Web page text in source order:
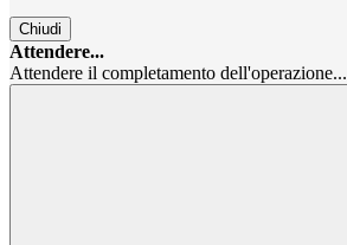
Chiudi
Attendere...
Attendere il completamento dell'operazione...